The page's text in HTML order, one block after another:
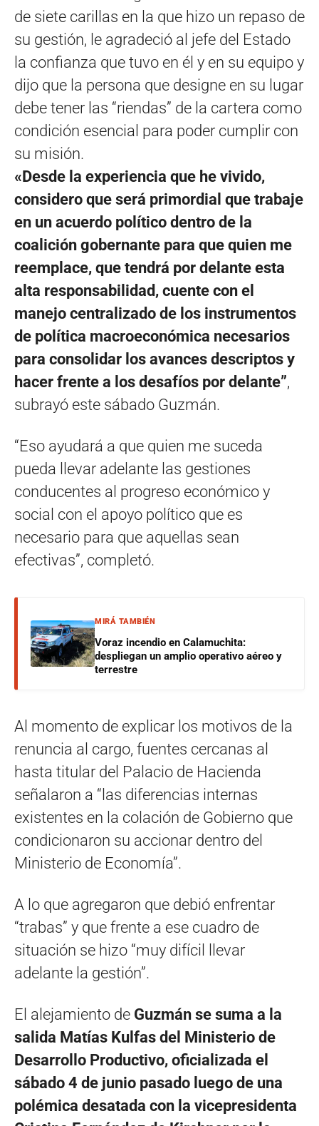
de siete carillas en la que hizo un repaso de
su gestión, le agradeció al jefe del Estado
la confianza que tuvo en él y en su equipo y
dijo que la persona que designe en su lugar
debe tener las “riendas” de la cartera como
condición esencial para poder cumplir con
su misión.
«Desde la experiencia que he vivido,
considero que será primordial que trabaje
en un acuerdo político dentro de la
coalición gobernante para que quien me
reemplace, que tendrá por delante esta
alta responsabilidad, cuente con el
manejo centralizado de los instrumentos
de política macroeconómica necesarios
para consolidar los avances descriptos y
hacer frente a los desafíos por delante”,
subrayó este sábado Guzmán.
“Eso ayudará a que quien me suceda
pueda llevar adelante las gestiones
conducentes al progreso económico y
social con el apoyo político que es
necesario para que aquellas sean
efectivas”, completó.
MIRÁ TAMBIÉN
Voraz incendio en Calamuchita:
despliegan un amplio operativo aéreo y
terrestre
Al momento de explicar los motivos de la
renuncia al cargo, fuentes cercanas al
hasta titular del Palacio de Hacienda
señalaron a “las diferencias internas
existentes en la colación de Gobierno que
condicionaron su accionar dentro del
Ministerio de Economía”.
A lo que agregaron que debió enfrentar
“trabas” y que frente a ese cuadro de
situación se hizo “muy difícil llevar
adelante la gestión”.
El alejamiento de Guzmán se suma a la
salida Matías Kulfas del Ministerio de
Desarrollo Productivo, oficializada el
sábado 4 de junio pasado luego de una
polémica desatada con la vicepresidenta